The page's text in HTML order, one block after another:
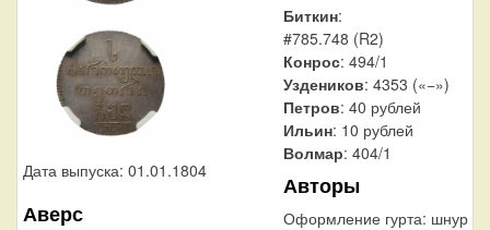
Дата выпуска: 01.01.1804
Аверс
Биткин:
#785.748 (R2)
Конрос: 494/1
Уздеников: 4353 («−»)
Петров: 40 рублей
Ильин: 10 рублей
Волмар: 404/1
Авторы
Оформление гурта: шнур